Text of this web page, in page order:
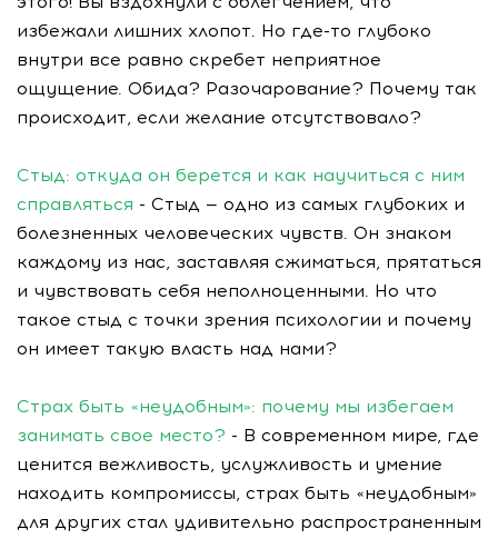
избежали лишних хлопот. Но где-то глубоко
внутри все равно скребет неприятное
ощущение. Обида? Разочарование? Почему так
происходит, если желание отсутствовало?
Стыд: откуда он берется и как научиться с ним
справляться - Стыд — одно из самых глубоких и
болезненных человеческих чувств. Он знаком
каждому из нас, заставляя сжиматься, прятаться
и чувствовать себя неполноценными. Но что
такое стыд с точки зрения психологии и почему
он имеет такую власть над нами?
Страх быть «неудобным»: почему мы избегаем
занимать свое место? - В современном мире, где
ценится вежливость, услужливость и умение
находить компромиссы, страх быть «неудобным»
для других стал удивительно распространенным